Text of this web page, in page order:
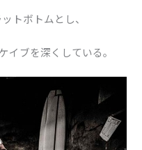
トボトムとし、
イブを深くしている。